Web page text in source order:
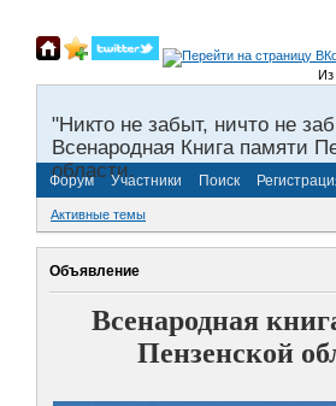
Из
"Никто не забыт, ничто не
Всенародная Книга памяти
области.
Форум Участники Поиск
Активные темы
Объявление
Всенародная
Пензенской